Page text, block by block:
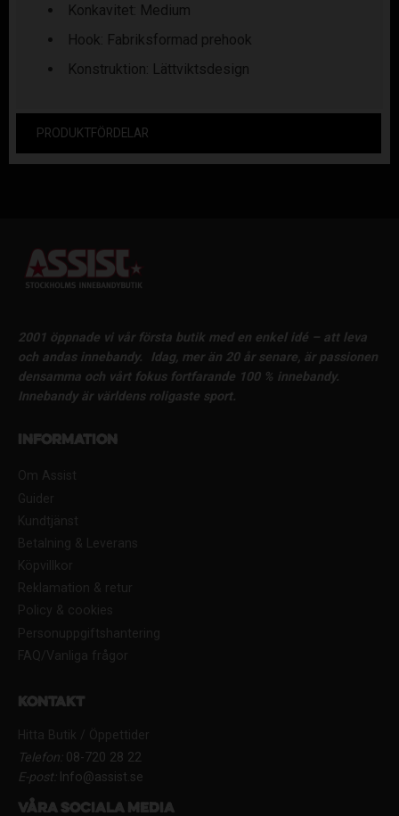
Konkavitet: Medium
Hook: Fabriksformad prehook
Konstruktion: Lättviktsdesign
PRODUKTFÖRDELAR
2001 öppnade vi vår första butik med en enkel idé – att leva
och andas innebandy.
Idag, mer än 20 år senare, är passionen
densamma och vårt fokus fortfarande 100 % innebandy.
Innebandy är världens roligaste sport.
Information
Om Assist
Guider
Kundtjänst
Betalning & Leverans
Köpvillkor
Reklamation & retur
Policy & cookies
Personuppgiftshantering
FAQ/Vanliga frågor
Kontakt
Hitta Butik / Öppettider
Telefon:08-720 28 22
E-post:Info@assist.se
Våra sociala media